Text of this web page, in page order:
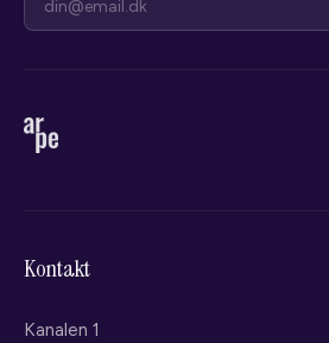
Kontakt
Kanalen 1